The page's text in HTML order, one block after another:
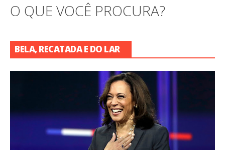
O QUE VOCÊ PROCURA?
BELA, RECATADA E DO LAR